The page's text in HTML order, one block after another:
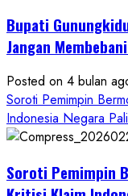
Resmi
Bupati
Jangan
Posted on 4 bulan
Soroti Pemimpin
Indonesia Negara
Soroti Pemimpin